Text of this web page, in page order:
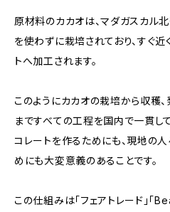
原材料のカカオは、マダガスカル
を使わずに栽培されており、すぐ
トへ加工されます。
このようにカカオの栽培から収穫、
まですべての工程を国内で一貫し
コレートを作るためにも、現地の
めにも大変意義のあることです。
この仕組みは「フェアトレード」「